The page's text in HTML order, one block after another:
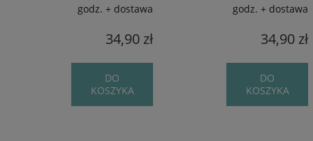
godz. + dostawa
34,90 zł
DO
KOSZYKA
godz. + dostawa
34,90 zł
DO
KOSZYKA